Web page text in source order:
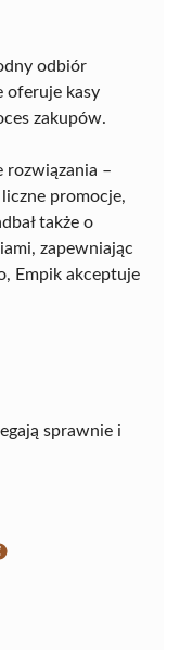
odbiór
oferuje kasy
zakupów.
rozwiązania –
promocje,
także o
zapewniając
Empik akceptuje
sprawnie i